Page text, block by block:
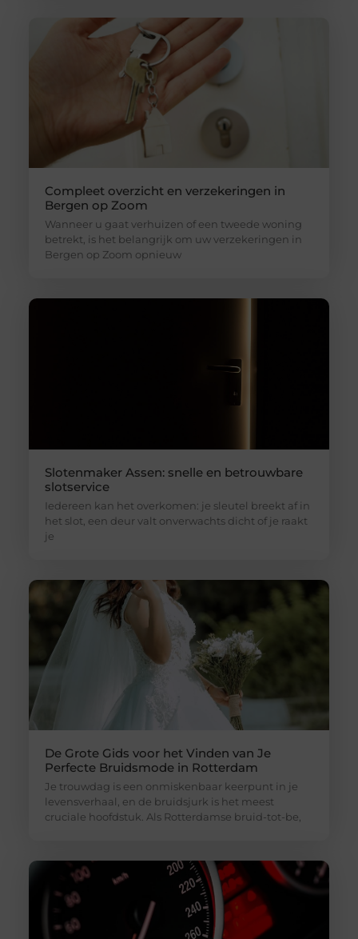
Compleet overzicht en verzekeringen in
Bergen op Zoom
Wanneer u gaat verhuizen of een tweede woning
betrekt, is het belangrijk om uw verzekeringen in
Bergen op Zoom opnieuw
Slotenmaker Assen: snelle en betrouwbare
slotservice
Iedereen kan het overkomen: je sleutel breekt af in
het slot, een deur valt onverwachts dicht of je raakt
je
De Grote Gids voor het Vinden van Je
Perfecte Bruidsmode in Rotterdam
Je trouwdag is een onmiskenbaar keerpunt in je
levensverhaal, en de bruidsjurk is het meest
cruciale hoofdstuk. Als Rotterdamse bruid-tot-be,